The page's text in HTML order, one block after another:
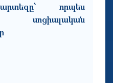
որպես
սոցիալական